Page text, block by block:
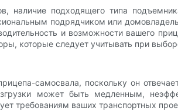
наличие подходящего типа
подрядчиком или
и возможности вашего
которые следует учитывать при
самосвала, поскольку он
может быть медленным,
требованиям ваших транспортных